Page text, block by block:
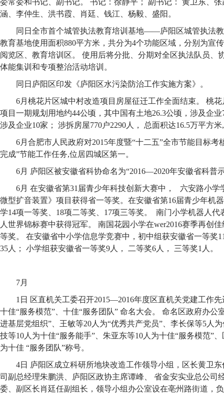
委常委和书记、副书记。 书记：徐静平； 副书记： 黄卫东、
涵、李仲生、洪书霞、肖廷、钱江、杨毅、盛阳。
同日全市首个城管执法教育培训基地——庐阳区城管执法
教育基地使用面积880平方米，共分为4个功能区域，分别为宣
阅览区、教育培训区。 使用后将分批、分期对全区执法队员、
体能集训和专项整治活动培训。
同日庐阳区印发《庐阳区水污染防治工作实施方案》。
6月桃花片区城中村改造项目房屋征迁工作全面结束。 桃
项目一期规划用地约44公顷，其中国有土地26.3公顷，涉及企
涉及企业10家； 涉拆房屋770户2290人， 总面积达16.5万平方
6月合肥市人民政府对2015年度暨“十二五”全市节能目标考
完成”节能工作任务,位居四城区第一。
6月 庐阳区被安徽省科协命名为“2016—2020年安徽省科普
6月 在安徽省第31届青少年科技创新大赛中， 六安路小学
微型扩音装置》项目获得省一等奖。在安徽省第16届青少年机
学14项一等奖、18项二等奖、17项三等奖。 南门小学机器人代
人世界锦标赛中获得冠军。 南国花园小学在wer2016赛季再创
等奖。 在安徽省中小学信息学竞赛中，初中组获安徽省一等奖
35人； 小学组获安徽省一等奖9人， 二等奖6人， 三等奖1人。
7月
1日 区直机关工委召开2015—2016年度区直机关党建工作
十佳“服务模范”、十佳“服务团队” 命名大会。 命名区政府办公
进基层党组织”、王敏等20人为“优秀共产党员”、李长保等5人
技等10人为十佳“服务能手”、朱亚东等10人为十佳“服务模范”
为十佳 “服务团队”称号。
4日 庐阳区成立科研所地块改造工作领导小组，区长黄卫
司副总经理朱鹏洪、庐阳区政协主席谭峰、 省金安实业总公司
委、副区长肖廷任副组长，领导小组办公室设在亳州路街道，